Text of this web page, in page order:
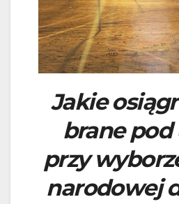
Jakie
brane pod
przy
narodowej